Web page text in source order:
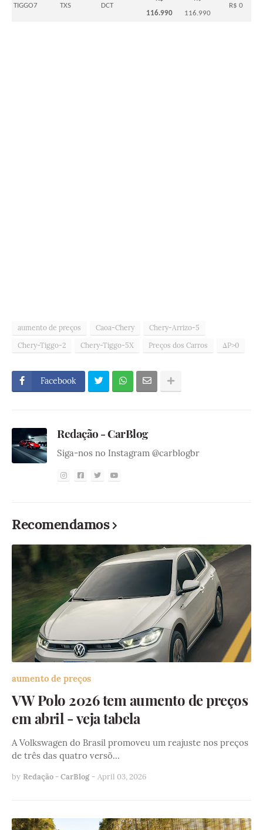
TIGGO7 TXS DCT
116.990
116.990
R$ 0
aumento de preços Caoa-Chery
Chery-Arrizo-5
Chery-Tiggo-2
Chery-Tiggo-5X Preços dos Carros ΔP>0
Facebook
Redação - CarBlog
Siga-nos no Instagram @carblogbr
Recomendamos
aumento de preços
VW Polo 2026 tem aumento de preços
em abril - veja tabela
A Volkswagen do Brasil promoveu um reajuste nos preços
de três das quatro versõ…
by Redação - CarBlog - April 03, 2026